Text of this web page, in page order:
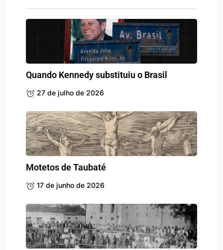
Quando Kennedy substituiu o Brasil
27 de julho de 2026
Motetos de Taubaté
17 de junho de 2026